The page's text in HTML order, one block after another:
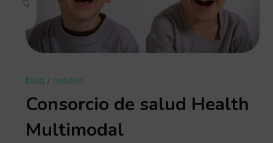
blog noticias
Consorcio de salud Health
Multimodal